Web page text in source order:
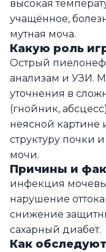
высокая
учащённое,
мутная моча.
Какую роль
Острый
анализам и УЗИ.
уточнения в
(гнойник,
неясной картине
структуру почки
мочи.
Причины и
инфекция
нарушение
снижение
сахарный диабет.
Как обследуют